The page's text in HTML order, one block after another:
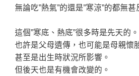
無論吃”熱氣”的還是”寒涼”的都無甚
這個”寒底、熱底”很多時是先天的。
也許是父母遺傳，也可能是母親懷
甚至是出生時狀況所影響。
但後天也是有機會改變的。